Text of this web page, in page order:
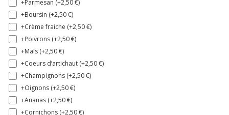
+Parmesan (+2,50€)
+Boursin (+2,50€)
+Crème fraiche (+2,50€)
+Poivrons (+2,50€)
+Maïs (+2,50€)
+Coeurs d’artichaut (+2,50€)
+Champignons (+2,50€)
+Oignons (+2,50€)
+Ananas (+2,50€)
+Cornichons (+2,50€)